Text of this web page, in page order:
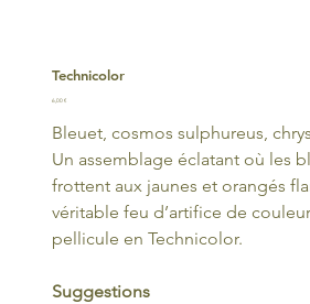
Technicolor
Prix
6,00 €
Bleuet, cosmos sulphureus,
Un assemblage éclatant où les
frottent aux jaunes et orangés
véritable feu d’artifice de
pellicule en Technicolor.
Suggestions